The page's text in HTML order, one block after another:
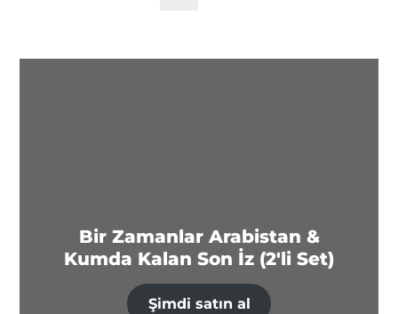
Bir Zamanlar Arabistan &
Kumda Kalan Son İz (2'li Set)
Şimdi satın al